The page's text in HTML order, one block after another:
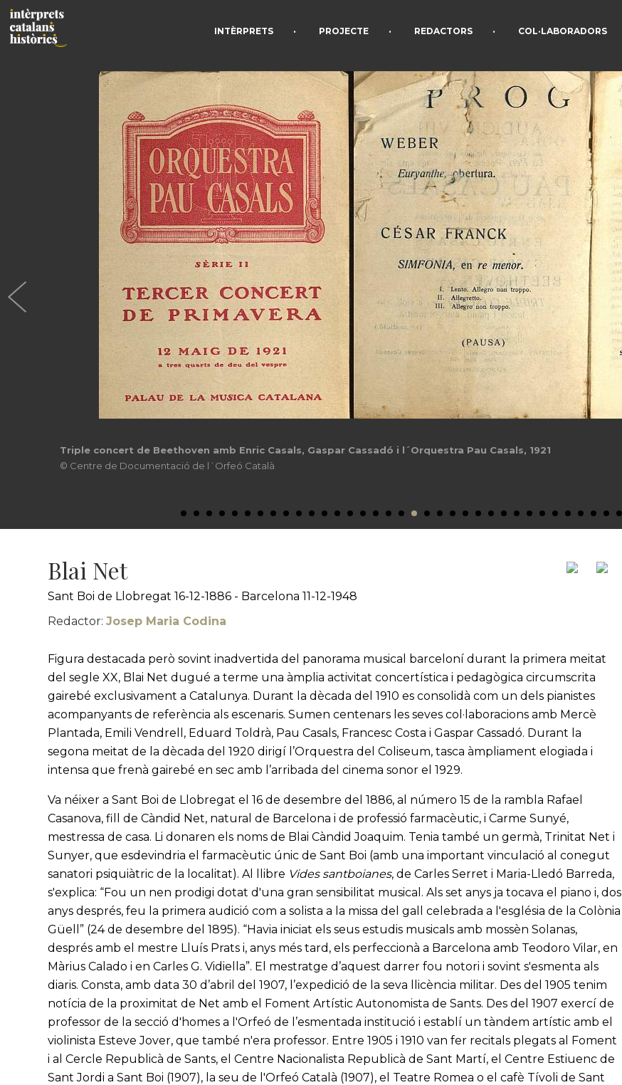
INTÈRPRETS • PROJECTE • REDACTORS • COL·LABORADORS
Triple concert de Beethoven amb Enric Casals, Gaspar Cassadó i l´Orquestra Pau Casals, 1921
© Centre de Documentació de l´Orfeó Català
Blai Net
Sant Boi de Llobregat 16-12-1886 - Barcelona 11-12-1948
Redactor:Josep Maria Codina
Figura destacada però sovint inadvertida del panorama musical barceloní durant la primera meitat
del segle XX, Blai Net dugué a terme una àmplia activitat concertística i pedagògica circumscrita
gairebé exclusivament a Catalunya. Durant la dècada del 1910 es consolidà com un dels pianistes
acompanyants de referència als escenaris. Sumen centenars les seves col·laboracions amb Mercè
Plantada, Emili Vendrell, Eduard Toldrà, Pau Casals, Francesc Costa i Gaspar Cassadó. Durant la
segona meitat de la dècada del 1920 dirigí l’Orquestra del Coliseum, tasca àmpliament elogiada i
intensa que frenà gairebé en sec amb l’arribada del cinema sonor el 1929.
Va néixer a Sant Boi de Llobregat el 16 de desembre del 1886, al número 15 de la rambla Rafael
Casanova, fill de Càndid Net, natural de Barcelona i de professió farmacèutic, i Carme Sunyé,
mestressa de casa. Li donaren els noms de Blai Càndid Joaquim. Tenia també un germà, Trinitat Net i
Sunyer, que esdevindria el farmacèutic únic de Sant Boi (amb una important vinculació al conegut
sanatori psiquiàtric de la localitat). Al llibre Vides santboianes, de Carles Serret i Maria-Lledó Barreda,
s'explica: “Fou un nen prodigi dotat d'una gran sensibilitat musical. Als set anys ja tocava el piano i, dos
anys després, feu la primera audició com a solista a la missa del gall celebrada a l'església de la Colònia
Güell” (24 de desembre del 1895). “Havia iniciat els seus estudis musicals amb mossèn Solanas,
després amb el mestre Lluís Prats i, anys més tard, els perfeccionà a Barcelona amb Teodoro Vilar, en
Màrius Calado i en Carles G. Vidiella”. El mestratge d’aquest darrer fou notori i sovint s'esmenta als
diaris. Consta, amb data 30 d’abril del 1907, l’expedició de la seva llicència militar. Des del 1905 tenim
notícia de la proximitat de Net amb el Foment Artístic Autonomista de Sants. Des del 1907 exercí de
professor de la secció d'homes a l'Orfeó de l’esmentada institució i establí un tàndem artístic amb el
violinista Esteve Jover, que també n'era professor. Entre 1905 i 1910 van fer recitals plegats al Foment
i al Cercle Republicà de Sants, el Centre Nacionalista Republicà de Sant Martí, el Centre Estiuenc de
Sant Jordi a Sant Boi (1907), la seu de l'Orfeó Català (1907), el Teatre Romea o el cafè Tívoli de Sant